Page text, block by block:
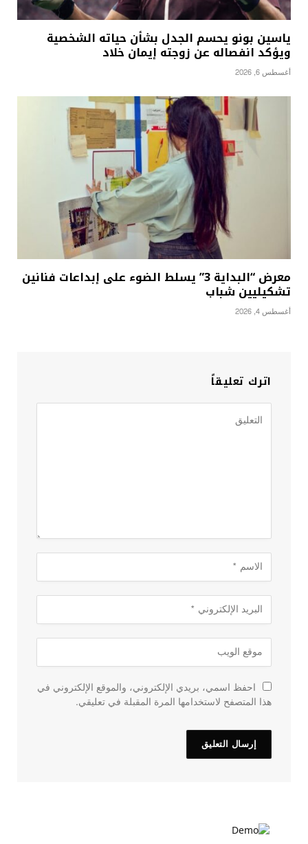
ياسين بونو يحسم الجدل بشأن حياته الشخصية
ويؤكد انفصاله عن زوجته إيمان خلاد
أغسطس 6, 2026
معرض “البداية 3” يسلط الضوء على إبداعات فنانين
تشكيليين شباب
أغسطس 4, 2026
اترك تعليقاً
احفظ اسمي، بريدي الإلكتروني، والموقع الإلكتروني في
هذا المتصفح لاستخدامها المرة المقبلة في تعليقي.